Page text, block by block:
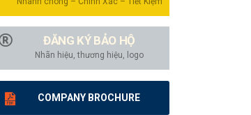
ĐĂNG KÝ BẢO HỘ
Nhãn hiệu, thương hiệu, logo
COMPANY BROCHURE